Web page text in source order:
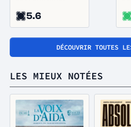
5.6
DÉCOUVRIR TOUTES
LES MIEUX NOTÉES